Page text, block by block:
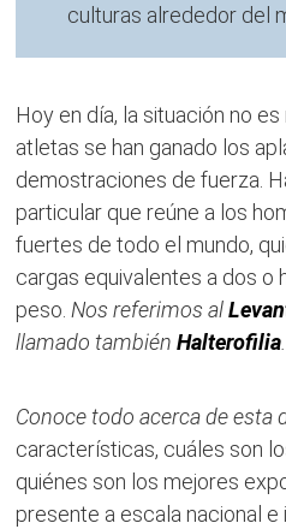
culturas alrededor del
Hoy en día, la situación no
atletas se han ganado los
demostraciones de fuerza.
particular que reúne a los
fuertes de todo el mundo,
cargas equivalentes a dos o
peso. Nos referimos al
llamado también Halterofilia.
Conoce todo acerca de esta
características, cuáles son
quiénes son los mejores
presente a escala nacional e